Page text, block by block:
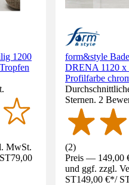
1200
MwSt.
79,00
form&style
DRENA 1120 x
Profilfarbe
Sternen. 2
(2)
Preis — 149,00
und ggf. zzgl.
ST149,00 €*/